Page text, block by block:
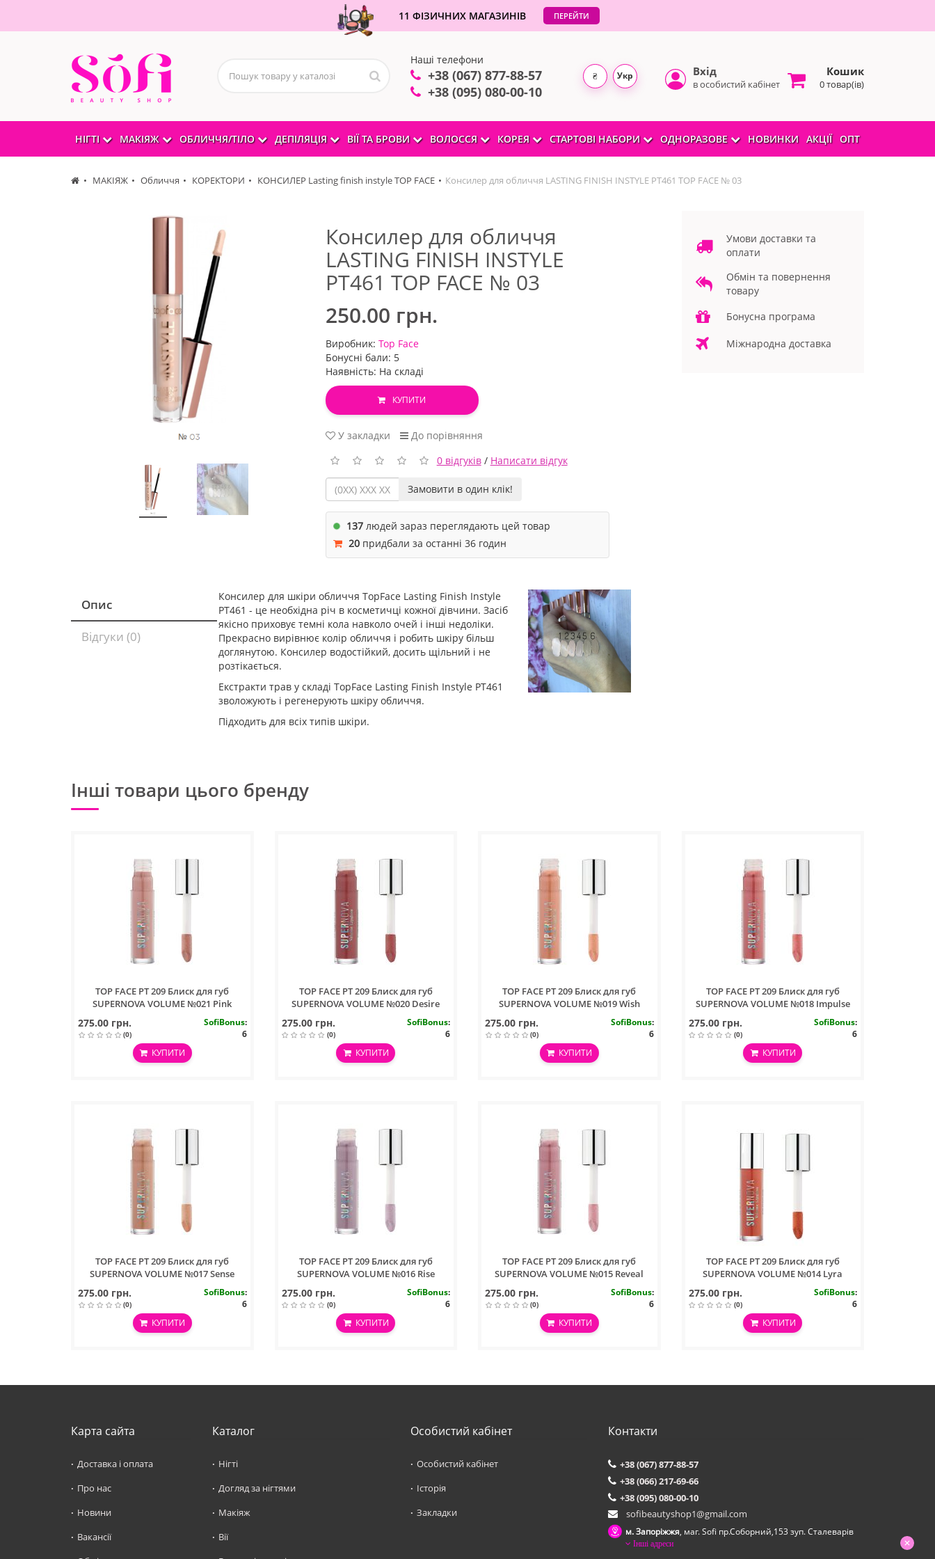
11 ФІЗИЧНИХ МАГАЗИНІВ ПЕРЕЙТИ
Наші телефони
+38 (067) 877-88-57
+38 (095) 080-00-10
₴ Укр Вхід
в особистий кабінет
Кошик
0 товар(ів)
НІГТІ МАКІЯЖ ОБЛИЧЧЯ/ТІЛО ДЕПІЛЯЦІЯ ВІЇ ТА БРОВИ ВОЛОССЯ КОРЕЯ СТАРТОВІ НАБОРИ ОДНОРАЗОВЕ НОВИНКИ АКЦІЇ ОПТ
МАКІЯЖ Обличчя КОРЕКТОРИ КОНСИЛЕР Lasting finish instyle TOP FACE Консилер для обличчя LASTING FINISH INSTYLE PT461 TOP FACE № 03
Консилер для обличчя
LASTING FINISH INSTYLE
PT461 TOP FACE № 03
250.00 грн.
Виробник: Top Face
Бонусні бали: 5
Наявність: На складі
КУПИТИ
У закладки
До порівняння
0 відгуків/ Написати відгук
Замовити в один клік!
137людей зараз переглядають цей товар
20придбали за останні 36 годин
Опис
Відгуки (0)
Консилер для шкіри обличчя TopFace Lasting Finish Instyle
PT461 - це необхідна річ в косметичці кожної дівчини. Засіб
якісно приховує темні кола навколо очей і інші недоліки.
Прекрасно вирівнює колір обличчя і робить шкіру більш
доглянутою. Консилер водостійкий, досить щільний і не
розтікається.
Екстракти трав у складі TopFace Lasting Finish Instyle PT461
зволожують і регенерують шкіру обличчя.
Підходить для всіх типів шкіри.
Умови доставки та
оплати
Обмін та повернення
товару
Бонусна програма
Міжнародна доставка
Інші товари цього бренду
TOP FACE PT 209 Блиск для губ
SUPERNOVA VOLUME №021 Pink
275.00 грн.
(0)
SofiBonus:
6
КУПИТИ
TOP FACE PT 209 Блиск для губ
SUPERNOVA VOLUME №020 Desire
275.00 грн.
(0)
SofiBonus:
6
КУПИТИ
TOP FACE PT 209 Блиск для губ
SUPERNOVA VOLUME №019 Wish
275.00 грн.
(0)
SofiBonus:
6
КУПИТИ
TOP FACE PT 209 Блиск для губ
SUPERNOVA VOLUME №018 Impulse
275.00 грн.
(0)
SofiBonus:
6
КУПИТИ
TOP FACE PT 209 Блиск для губ
SUPERNOVA VOLUME №017 Sense
275.00 грн.
(0)
SofiBonus:
6
КУПИТИ
TOP FACE PT 209 Блиск для губ
SUPERNOVA VOLUME №016 Rise
275.00 грн.
(0)
SofiBonus:
6
КУПИТИ
TOP FACE PT 209 Блиск для губ
SUPERNOVA VOLUME №015 Reveal
275.00 грн.
(0)
SofiBonus:
6
КУПИТИ
TOP FACE PT 209 Блиск для губ
SUPERNOVA VOLUME №014 Lyra
275.00 грн.
(0)
SofiBonus:
6
КУПИТИ
Карта сайта
Доставка і оплата
Про нас
Новини
Вакансії
Каталог
Нігті
Догляд за нігтями
Макіяж
Вії
Особистий кабінет
Особистий кабінет
Історія
Закладки
Контакти
+38 (067) 877-88-57
+38 (066) 217-69-66
+38 (095) 080-00-10
sofibeautyshop1@gmail.com
м. Запоріжжя, маг. Sofi пр.Соборний,153 зуп. Сталеварiв
Інші адреси